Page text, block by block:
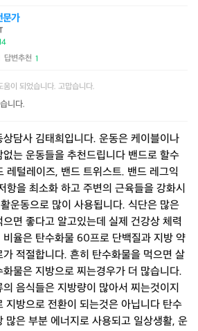
문가
답변추천 1
움이 되었습니다. 고맙습니다.
니다.
담사 김태희입니다. 운동은 케이블이나
는 운동들을 추천드립니다 밴드로 할수
레털레이즈, 밴드 트위스트. 밴드 레그익
항을 최소화 하고 주변의 근육들을 강화시
운동으로 많이 사용됩니다. 식단은 많은
면 좋다고 알고있는데 실제 건강상 체력
율은 탄수화물 60프로 단백질과 지방 약
적절합니다. 흔히 탄수화물을 먹으면 살
물은 지방으로 찌는경우가 더 많습니다.
음식들은 지방량이 많아서 찌는것이지
지방으로 전환이 되는것은 아닙니다 탄수
많은 부분 에너지로 사용되고 일상생활, 운